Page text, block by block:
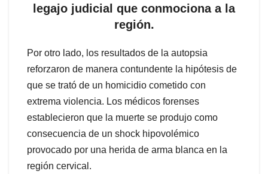
legajo judicial que conmociona a la
región.
Por otro lado, los resultados de la autopsia
reforzaron de manera contundente la hipótesis de
que se trató de un homicidio cometido con
extrema violencia. Los médicos forenses
establecieron que la muerte se produjo como
consecuencia de un shock hipovolémico
provocado por una herida de arma blanca en la
región cervical.